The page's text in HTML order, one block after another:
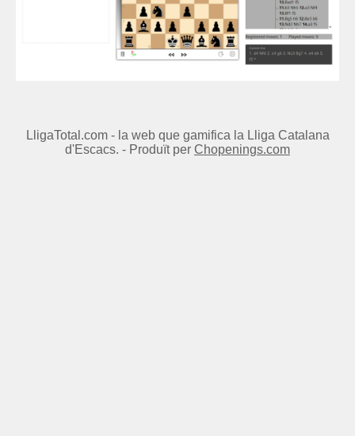
LligaTotal.com - la web que gamifica la Lliga Catalana
d'Escacs. - Produït per Chopenings.com